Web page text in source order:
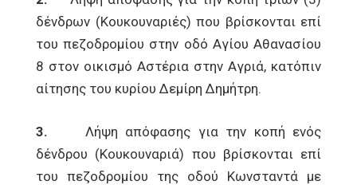
δένδρων (Κουκουναριές) που βρίσκονται επί
του πεζοδρομίου στην οδό Αγίου Αθανασίου
8 στον οικισμό Αστέρια στην Αγριά, κατόπιν
αίτησης του κυρίου Δεμίρη Δημήτρη.
3.
Λήψη απόφασης για την κοπή ενός
δένδρου (Κουκουναριά) που βρίσκονται επί
του πεζοδρομίου της οδού Κωνσταντά με